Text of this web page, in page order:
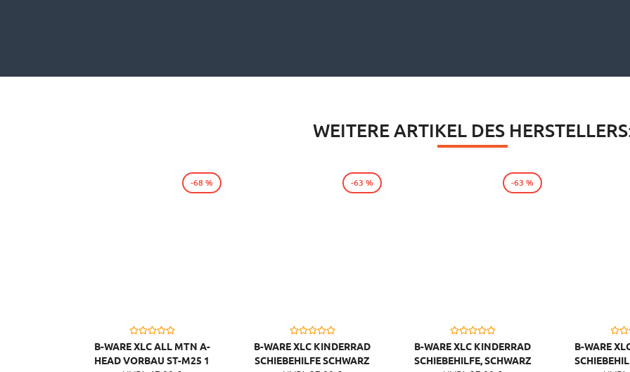
WEITERE ARTIKEL DES
B-WARE XLC ALL MTN A-
HEAD VORBAU ST-M25 1
-68 %
B-WARE XLC KINDERRAD
SCHIEBEHILFE SCHWARZ
-63 %
B-WARE XLC KINDERRAD
SCHIEBEHILFE, SCHWARZ
-63 %
B-WARE